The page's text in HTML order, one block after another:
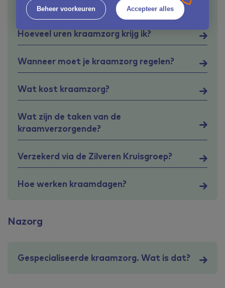
Beheer voorkeuren Accepteer alles
de bevalling en de kraamtijd?
Hoeveel uren kraamzorg krijg ik?
Wanneer moet je kraamzorg regelen?
Wat kost kraamzorg?
Wat zijn de taken van de
kraamverzorgende?
Verzekerd via de Zilveren Kruisgroep?
Hoe werken kraamdagen?
Nazorg
Gespecialiseerde kraamzorg. Wat is dat?